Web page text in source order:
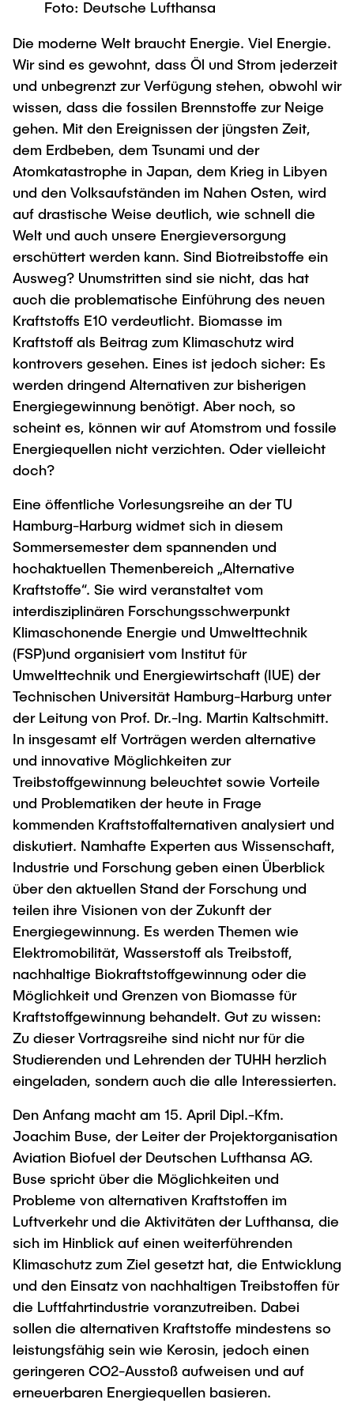
Newsroom
Pressemitteilungen
Flyer und Broschüren
Magazin spektrum
Veranstaltungen
Merchandise-Shop
Stellenausschreibungen
Berufsausbildung und Praktika
Berufungen
Neue Mitarbeitende
Intern
Beratung und Kontakt
Neu an der TUHH
Rund ums Studium
Studienorganisation
AI in Education
Für Absolventinnen und Absolventen
Alumni
Berufseinstieg - Career Center
Graduiertenakademie
Promotion und Habilitation
Wissenschaftliche Weiterbildung
Lehre und Lernen
Best Practices Lehre
Hochschuldidaktik - ZLL
LearnING Center
Lehre im europäischen Verbund (ECIU)
WorkINGLab / Makerspace
Change"
Forschungsförderung
Early Career Researchers
Gute Wissenschaftliche Praxis
Future Lectures
Team
Neues aus der Forschung &
Transfer
Interdisziplinärer Workshop des FSP
„Biobasierte Prozesse und
Reaktortechnologien“
Studiengänge
Forschung und Institute
Technologie und Innovation in der Bildung
News
Studiengänge
Forschung und Institute
Management-Wissenschaften und Technologie
Studiengänge
Forschung und Institute
Maschinenbau
Forschung und Institute
Studienbereich FIT
Institute im Überblick
Intercultural Hub
(Gast)Wissenschaftler*innen
Partnerships and Strategy
Partnerhochschulen Studierendenaustausch
Eine Partnerschaft vereinbaren
ECIU University
Contacts & International Team
Foto: Deutsche Lufthansa
Die moderne Welt braucht Energie. Viel Energie.
Wir sind es gewohnt, dass Öl und Strom jederzeit
und unbegrenzt zur Verfügung stehen, obwohl wir
wissen, dass die fossilen Brennstoffe zur Neige
gehen. Mit den Ereignissen der jüngsten Zeit,
dem Erdbeben, dem Tsunami und der
Atomkatastrophe in Japan, dem Krieg in Libyen
und den Volksaufständen im Nahen Osten, wird
auf drastische Weise deutlich, wie schnell die
Welt und auch unsere Energieversorgung
erschüttert werden kann. Sind Biotreibstoffe ein
Ausweg? Unumstritten sind sie nicht, das hat
auch die problematische Einführung des neuen
Kraftstoffs E10 verdeutlicht. Biomasse im
Kraftstoff als Beitrag zum Klimaschutz wird
kontrovers gesehen. Eines ist jedoch sicher: Es
werden dringend Alternativen zur bisherigen
Energiegewinnung benötigt. Aber noch, so
scheint es, können wir auf Atomstrom und fossile
Energiequellen nicht verzichten. Oder vielleicht
doch?
Eine öffentliche Vorlesungsreihe an der TU
Hamburg-Harburg widmet sich in diesem
Sommersemester dem spannenden und
hochaktuellen Themenbereich „Alternative
Kraftstoffe“. Sie wird veranstaltet vom
interdisziplinären Forschungsschwerpunkt
Klimaschonende Energie und Umwelttechnik
(FSP)und organisiert vom Institut für
Umwelttechnik und Energiewirtschaft (IUE) der
Technischen Universität Hamburg-Harburg unter
der Leitung von Prof. Dr.-Ing. Martin Kaltschmitt.
In insgesamt elf Vorträgen werden alternative
und innovative Möglichkeiten zur
Treibstoffgewinnung beleuchtet sowie Vorteile
und Problematiken der heute in Frage
kommenden Kraftstoffalternativen analysiert und
diskutiert. Namhafte Experten aus Wissenschaft,
Industrie und Forschung geben einen Überblick
über den aktuellen Stand der Forschung und
teilen ihre Visionen von der Zukunft der
Energiegewinnung. Es werden Themen wie
Elektromobilität, Wasserstoff als Treibstoff,
nachhaltige Biokraftstoffgewinnung oder die
Möglichkeit und Grenzen von Biomasse für
Kraftstoffgewinnung behandelt. Gut zu wissen:
Zu dieser Vortragsreihe sind nicht nur für die
Studierenden und Lehrenden der TUHH herzlich
eingeladen, sondern auch die alle Interessierten.
Den Anfang macht am 15. April Dipl.-Kfm.
Joachim Buse, der Leiter der Projektorganisation
Aviation Biofuel der Deutschen Lufthansa AG.
Buse spricht über die Möglichkeiten und
Probleme von alternativen Kraftstoffen im
Luftverkehr und die Aktivitäten der Lufthansa, die
sich im Hinblick auf einen weiterführenden
Klimaschutz zum Ziel gesetzt hat, die Entwicklung
und den Einsatz von nachhaltigen Treibstoffen für
die Luftfahrtindustrie voranzutreiben. Dabei
sollen die alternativen Kraftstoffe mindestens so
leistungsfähig sein wie Kerosin, jedoch einen
geringeren CO2-Ausstoß aufweisen und auf
erneuerbaren Energiequellen basieren.